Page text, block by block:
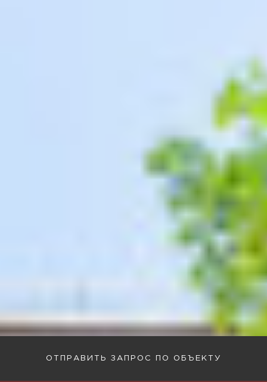
ОТПРАВИТЬ ЗАПРОС ПО ОБЪЕКТУ